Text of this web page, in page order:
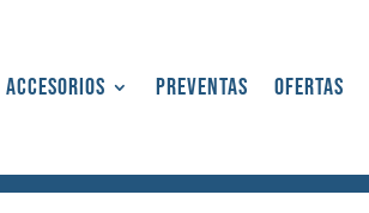
Accesorios Preventas Ofertas